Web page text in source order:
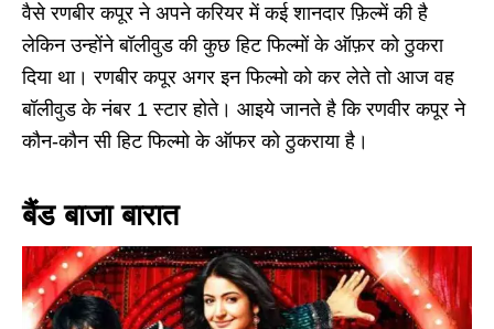
वैसे रणबीर कपूर ने अपने करियर में कई शानदार फ़िल्में की है
लेकिन उन्होंने बॉलीवुड की कुछ हिट फिल्मों के ऑफ़र को ठुकरा
दिया था। रणबीर कपूर अगर इन फिल्मो को कर लेते तो आज वह
बॉलीवुड के नंबर 1 स्टार होते। आइये जानते है कि रणवीर कपूर ने
कौन-कौन सी हिट फिल्मो के ऑफर को ठुकराया है।
बैंड बाजा बारात